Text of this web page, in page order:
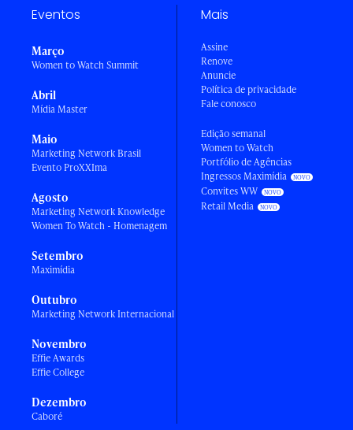
Eventos
Março
Women to Watch Summit
Abril
Mídia Master
Maio
Marketing Network Brasil
Evento ProXXIma
Agosto
Marketing Network Knowledge
Women To Watch - Homenagem
Setembro
Maximídia
Outubro
Marketing Network Internacional
Novembro
Effie Awards
Effie College
Dezembro
Caboré
Mais
Assine
Renove
Anuncie
Política de privacidade
Fale conosco
Edição semanal
Women to Watch
Portfólio de Agências
Ingressos Maximídia
Convites WW
Retail Media